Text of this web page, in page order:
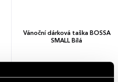
Vánoční dárková taška BOSSA
SMALL Bílá
9,83 - 14,00 Kč